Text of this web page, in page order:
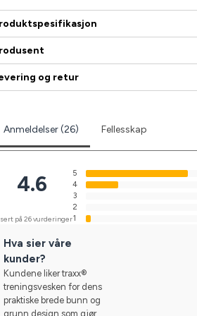
og retur
Anmeldelser (26) Fellesskap
4.6
på 26 vurderinger
5
4
3
2
1
Hva sier våre
kunder?
Kundene liker traxx®
treningsvesken for dens
praktiske brede bunn og
grunn design som gjør